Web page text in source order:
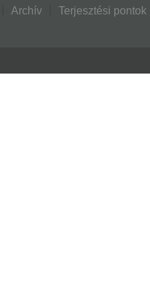
Archív Terjesztési pontok